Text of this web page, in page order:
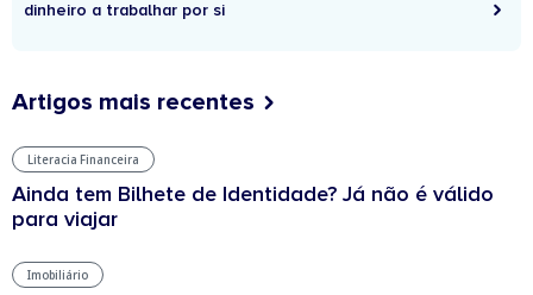
dinheiro a trabalhar por si
Artigos mais recentes
Literacia Financeira
Ainda tem Bilhete de Identidade? Já não é válido
para viajar
Imobiliário